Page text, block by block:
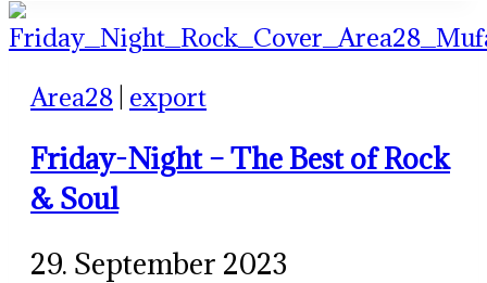
Rockfestival
in
Area
Area28 | export
Friday-Night – The Best of Rock
& Soul
29. September 2023